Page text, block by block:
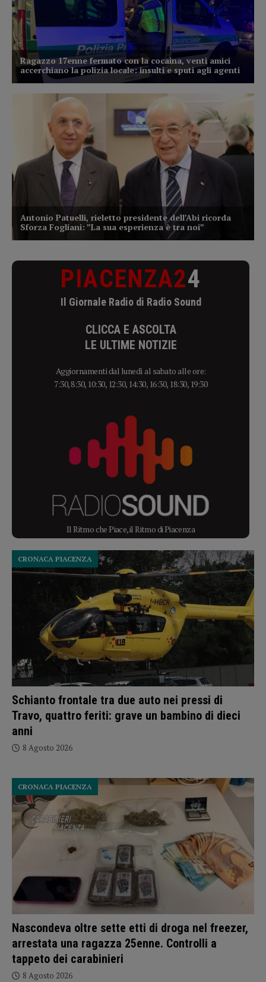
PIACENZA24
Il Giornale Radio di Radio Sound
CLICCA E ASCOLTA
LE ULTIME NOTIZIE
Aggiornamenti dal lunedì al sabato alle ore:
7:30, 8:30, 10:30, 12:30, 14:30, 16:30, 18:30, 19:30
Il Ritmo che Piace, il Ritmo di Piacenza
Schianto frontale tra due auto nei pressi di
Travo, quattro feriti: grave un bambino di dieci
anni
CRONACA PIACENZA
8 Agosto 2026
Nascondeva oltre sette etti di droga nel freezer,
arrestata una ragazza 25enne. Controlli a
tappeto dei carabinieri
CRONACA PIACENZA
8 Agosto 2026